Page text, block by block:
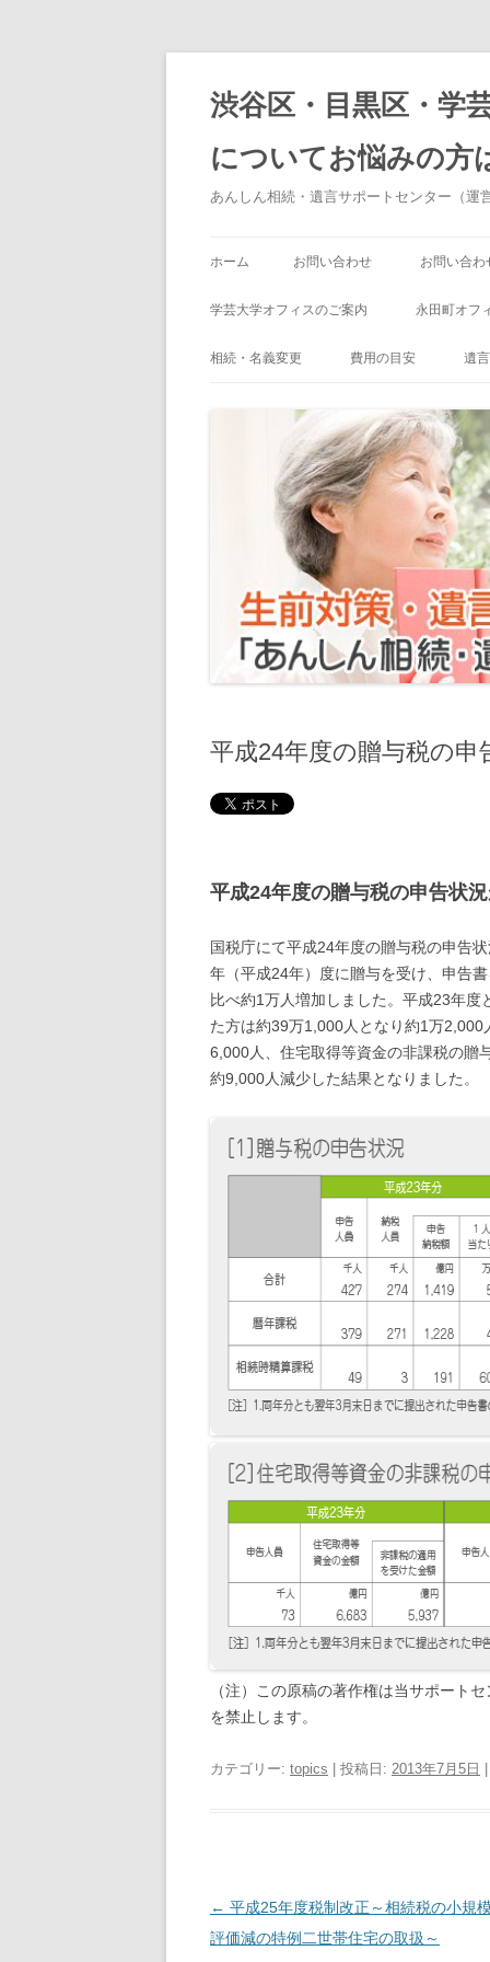
渋谷区・目黒区・学
についてお悩みの方
あんしん相続・遺言サポートセンター（運
ホーム お問い合わせ お問い合わ
学芸大学オフィスのご案内
ある日の相続のご相談のお客様（学
永田町オフ
相続・名義変更
不動産の名義変更
不動産売却と税
準確定申告（亡くなった方の確定申
相続手続きの流れ
相続放棄
遺産分割協議
費用の目安 遺言
遺
遺
平成24年度の贈与税の
平成24年度の贈与税の申告状
国税庁にて平成24年度の贈与税の申告
年（平成24年）度に贈与を受け、申告
比べ約1万人増加しました。平成23年
た方は約39万1,000人となり約1万
6,000人、住宅取得等資金の非課税の贈
約9,000人減少した結果となりました。
（注）この原稿の著作権は当サポート
を禁止します。
カテゴリー: topics | 投稿日: 2013年7月5日
投
稿
← 平成25年度税制改正～相続税の小規
評価減の特例二世帯住宅の取扱～